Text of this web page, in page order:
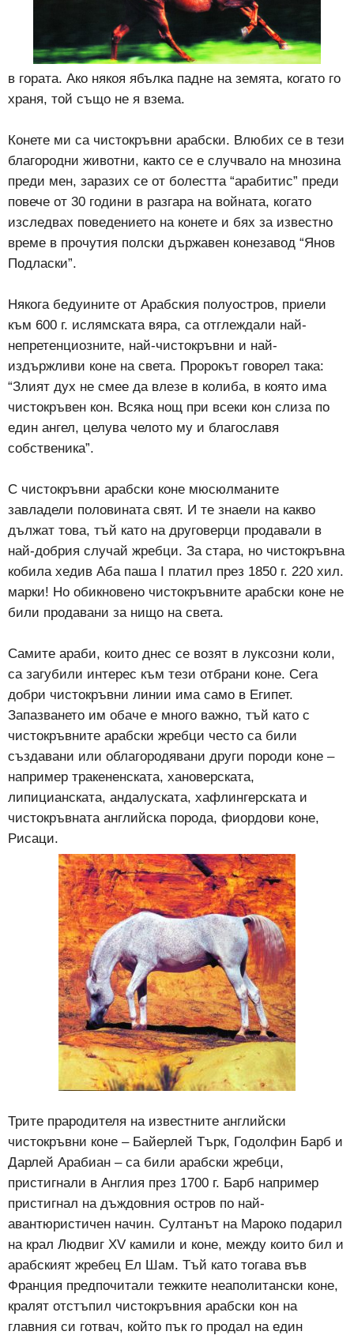
в гората. Ако някоя ябълка падне на земята, когато го
храня, той също не я взема.
Конете ми са чистокръвни арабски. Влюбих се в тези
благородни животни, както се е случвало на мнозина
преди мен, заразих се от болестта “арабитис” преди
повече от 30 години в разгара на войната, когато
изследвах поведението на конете и бях за известно
време в прочутия полски държавен конезавод “Янов
Подласки”.
Някога бедуините от Арабския полуостров, приели
към 600 г. ислямската вяра, са отглеждали най-
непретенциозните, най-чистокръвни и най-
издържливи коне на света. Пророкът говорел така:
“Злият дух не смее да влезе в колиба, в която има
чистокръвен кон. Всяка нощ при всеки кон слиза по
един ангел, целува челото му и благославя
собственика”.
С чистокръвни арабски коне мюсюлманите
завладели половината свят. И те знаели на какво
дължат това, тъй като на друговерци продавали в
най-добрия случай жребци. За стара, но чистокръвна
кобила хедив Аба паша I платил през 1850 г. 220 хил.
марки! Но обикновено чистокръвните арабски коне не
били продавани за нищо на света.
Самите араби, които днес се возят в луксозни коли,
са загубили интерес към тези отбрани коне. Сега
добри чистокръвни линии има само в Египет.
Запазването им обаче е много важно, тъй като с
чистокръвните арабски жребци често са били
създавани или облагородявани други породи коне –
например тракененската, хановерската,
липицианската, андалуската, хафлингерската и
чистокръвната английска порода, фиордови коне,
Рисаци.
Трите прародителя на известните английски
чистокръвни коне – Байерлей Търк, Годолфин Барб и
Дарлей Арабиан – са били арабски жребци,
пристигнали в Англия през 1700 г. Барб например
пристигнал на дъждовния остров по най-
авантюристичен начин. Султанът на Мароко подарил
на крал Людвиг XV камили и коне, между които бил и
арабският жребец Ел Шам. Тъй като тогава във
Франция предпочитали тежките неаполитански коне,
кралят отстъпил чистокръвния арабски кон на
главния си готвач, който пък го продал на един